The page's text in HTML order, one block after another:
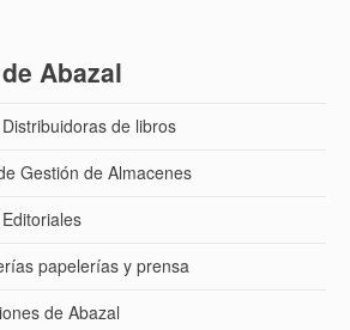
Abazal
de libros
Gestión de Almacenes
papelerías y prensa
de Abazal